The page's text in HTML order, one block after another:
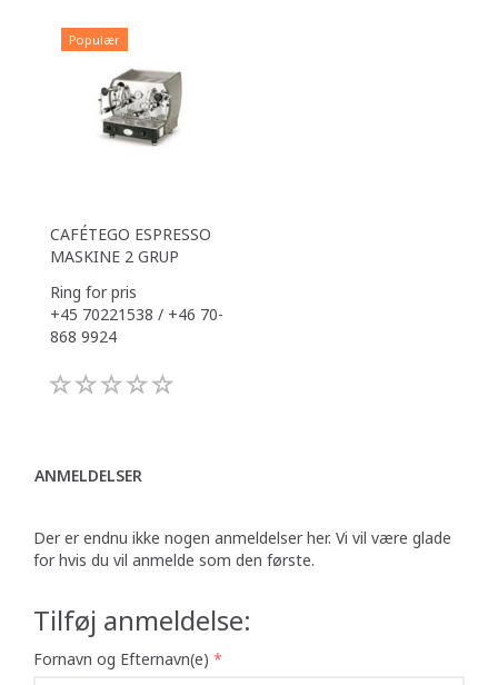
Populær
CAFÉTEGO ESPRESSO
MASKINE 2 GRUP
Ring for pris
+45 70221538 / +46 70-
868 9924
ANMELDELSER
Der er endnu ikke nogen anmeldelser her. Vi vil være glade
for hvis du vil anmelde som den første.
Tilføj anmeldelse:
Fornavn og Efternavn(e)